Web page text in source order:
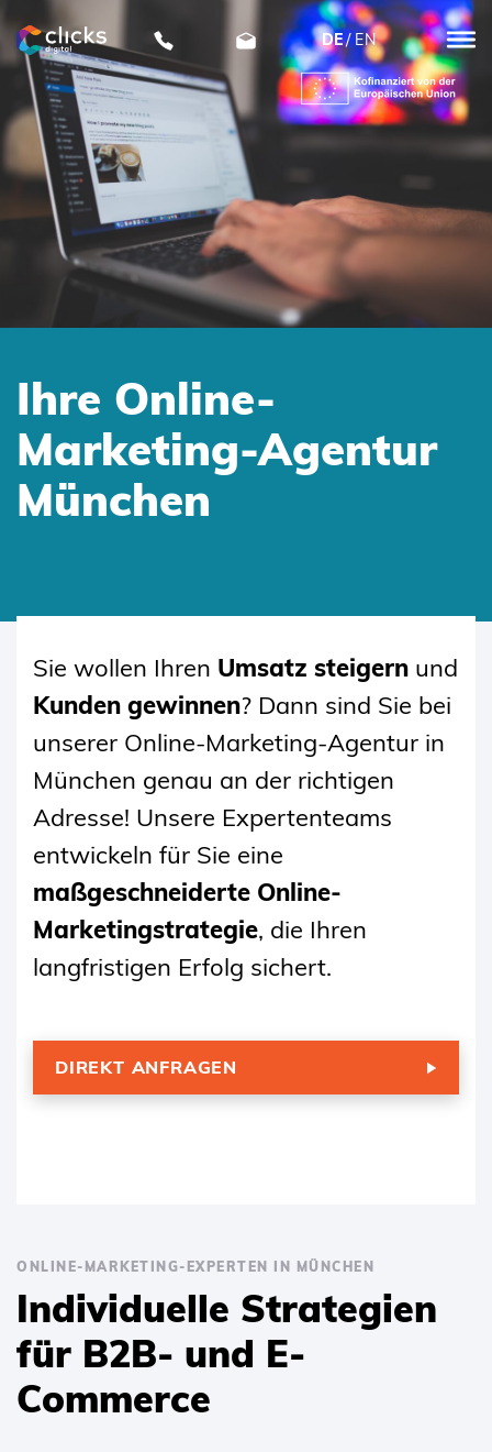
clicks
digital
DE EN
Ihre Online-
Marketing-Agentur
München
Sie wollen Ihren Umsatz steigern und
Kunden gewinnen? Dann sind Sie bei
unserer Online-Marketing-Agentur in
München genau an der richtigen
Adresse! Unsere Expertenteams
entwickeln für Sie eine
maßgeschneiderte Online-
Marketingstrategie, die Ihren
langfristigen Erfolg sichert.
DIREKT ANFRAGEN
ONLINE-MARKETING-EXPERTEN IN MÜNCHEN
Individuelle Strategien
für B2B- und E-
Commerce